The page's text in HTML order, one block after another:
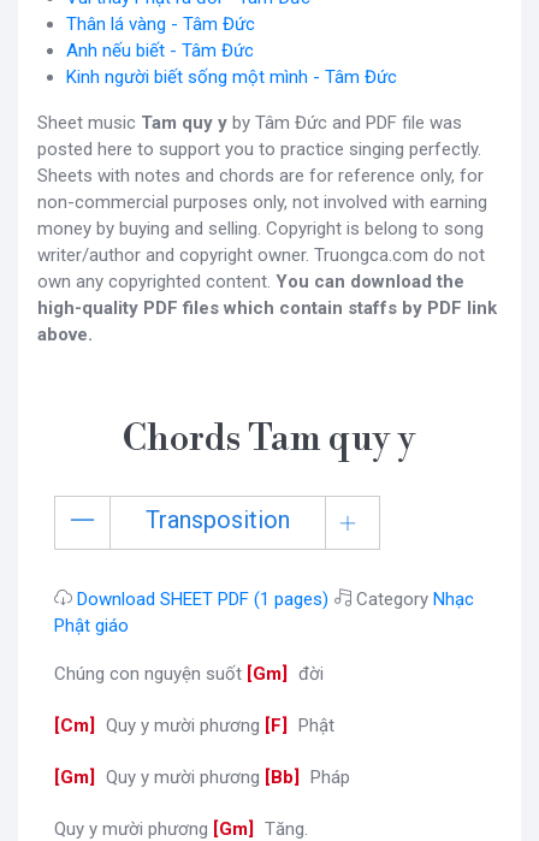
Thân lá vàng - Tâm Đức
Anh nếu biết - Tâm Đức
Kinh người biết sống một mình - Tâm Đức
Sheet music Tam quy y by Tâm Đức and PDF file was
posted here to support you to practice singing perfectly.
Sheets with notes and chords are for reference only, for
non-commercial purposes only, not involved with earning
money by buying and selling. Copyright is belong to song
writer/author and copyright owner. Truongca.com do not
own any copyrighted content. You can download the
high-quality PDF files which contain staffs by PDF link
above.
Chords Tam quy y
Transposition
Download SHEET PDF (1 pages) Category Nhạc
Phật giáo
Chúng con nguyện suốt [Gm đời
[Cm Quy y mười phương [F Phật
[Gm Quy y mười phương [Bb Pháp
Quy y mười phương [Gm Tăng.